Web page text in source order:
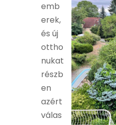
emb
erek,
és új
ottho
nukat
részb
en
azért
válas